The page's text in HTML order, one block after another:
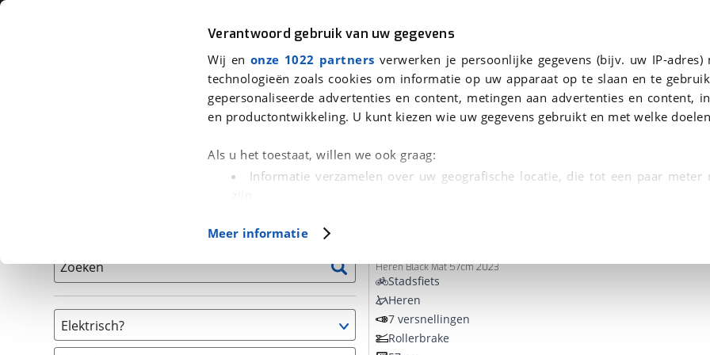
Verantwoord gebruik van uw gegevens
Wij en onze 1022 partners verwerken je persoonlijke gegevens (bijv. uw IP-adres)
technologieën zoals cookies om informatie op uw apparaat op te slaan en te
gepersonaliseerde advertenties en content, metingen aan advertenties en content,
en productontwikkeling. U kunt kiezen wie uw gegevens gebruikt en met welke
Als u het toestaat, willen we ook graag:
Informatie verzamelen over uw geografische locatie, die tot een paar meter
(fingerprinting)
in. U kunt uw toestemming op elk moment wijzigen of
Cookieverklaring.
Met cookies en vergelijkbare technieken zorgen we voor een betere en meer
Functionele cookies zorgen ervoor dat de website goed werkt. Ook gebruiken we
Meer informatie
Auto Fiets Motor
We hebben 4 fietsen voor je gevonden
Zoeken
Elektrisch?
Niet elektrisch (4)
Heren Black Mat 57cm 2023
Stadsfiets
Heren
7 versnellingen
Rollerbrake